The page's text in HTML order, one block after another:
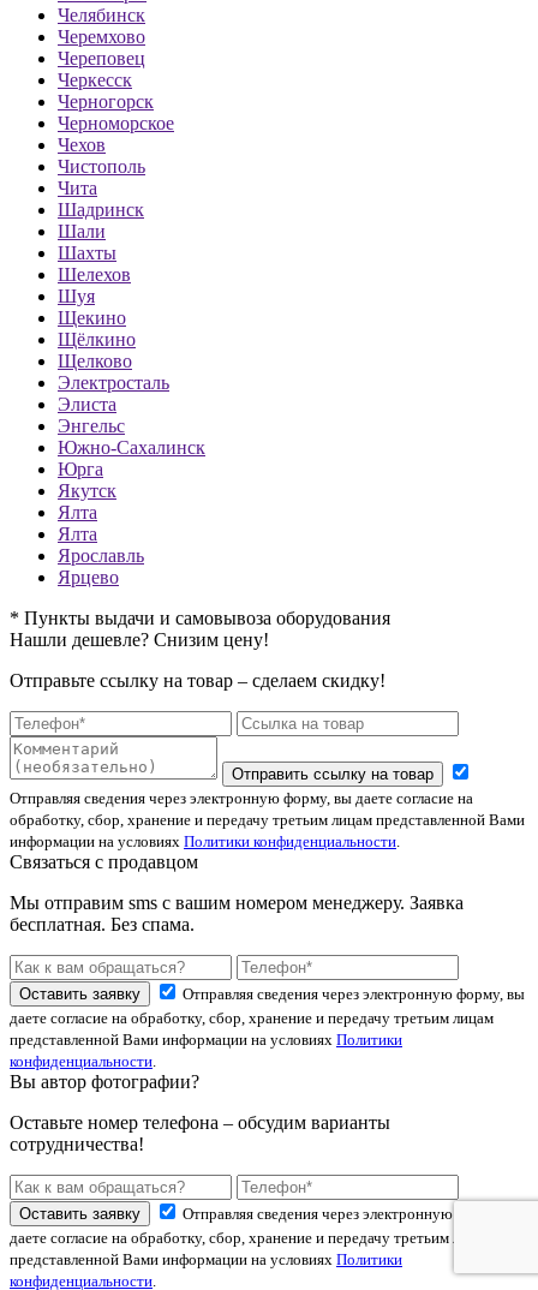
Челябинск
Черемхово
Череповец
Черкесск
Черногорск
Черноморское
Чехов
Чистополь
Чита
Шадринск
Шали
Шахты
Шелехов
Шуя
Щекино
Щёлкино
Щелково
Электросталь
Элиста
Энгельс
Южно-Сахалинск
Юрга
Якутск
Ялта
Ялта
Ярославль
Ярцево
* Пункты выдачи и самовывоза оборудования
Нашли дешевле? Снизим цену!
Отправьте ссылку на товар – сделаем скидку!
Отправить ссылку на товар
Отправляя сведения через электронную форму, вы даете согласие на
обработку, сбор, хранение и передачу третьим лицам представленной Вами
информации на условиях Политики конфиденциальности.
Связаться с продавцом
Мы отправим sms с вашим номером менеджеру. Заявка
бесплатная. Без спама.
Оставить заявку
Отправляя сведения через электронную форму, вы
даете согласие на обработку, сбор, хранение и передачу третьим лицам
представленной Вами информации на условиях Политики
конфиденциальности.
Вы автор фотографии?
Оставьте номер телефона – обсудим варианты
сотрудничества!
Оставить заявку
Отправляя сведения через электронную форму, вы
даете согласие на обработку, сбор, хранение и передачу третьим лицам
представленной Вами информации на условиях Политики
конфиденциальности.